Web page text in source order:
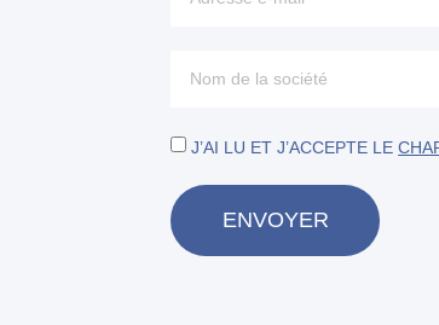
J’AI LU ET J’ACCEPTE LE
ENVOYER